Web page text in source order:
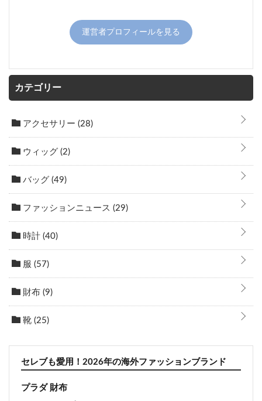
運営者プロフィールを見る
カテゴリー
アクセサリー (28)
ウィッグ (2)
バッグ (49)
ファッションニュース (29)
時計 (40)
服 (57)
財布 (9)
靴 (25)
セレブも愛用！2026年の海外ファッションブランド
プラダ 財布